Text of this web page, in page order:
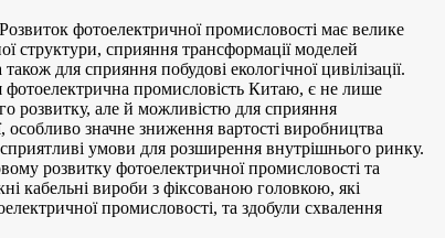
фотоелектричної промисловості має велике
структури, сприяння трансформації моделей
для сприяння побудові екологічної цивілізації.
фотоелектрична промисловість Китаю, є не лише
розвитку, але й можливістю для сприяння
особливо значне зниження вартості виробництва
умови для розширення внутрішнього ринку.
розвитку фотоелектричної промисловості та
кабельні вироби з фіксованою головкою, які
промисловості, та здобули схвалення